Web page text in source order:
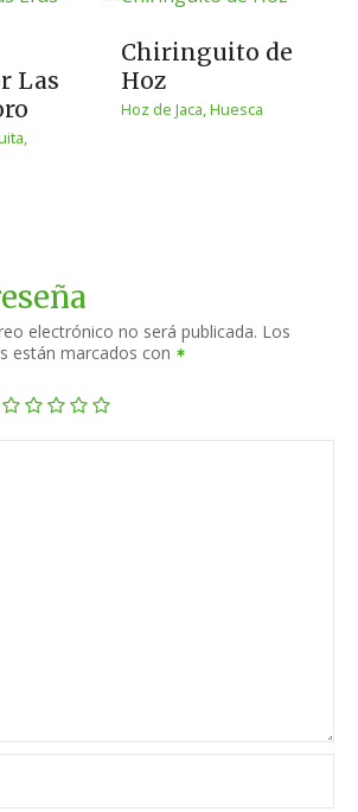
Las
Chiringuito de
Hoz
Hoz de Jaca, Huesca
electrónico no será publicada. Los
están marcados con